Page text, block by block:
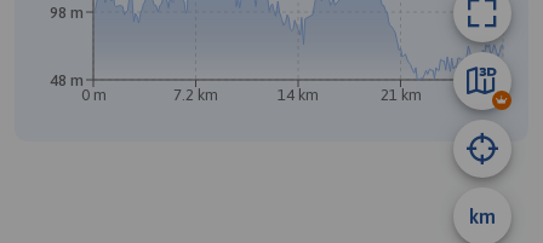
km
0 m 7.2 km 14 km 21 km 28 km
48 m
98 m